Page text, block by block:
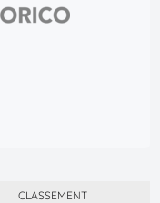
CLASSEMENT